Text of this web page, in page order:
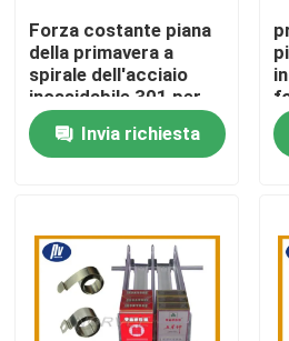
Contattici
Richieda una citazione
Primavera a spirale piana
Primavera a spirale di torsione
Forza costante piana
della primavera a
spirale dell'acciaio
inossidabile 301 per
gli apparecchi
elettroniciInvia richiesta